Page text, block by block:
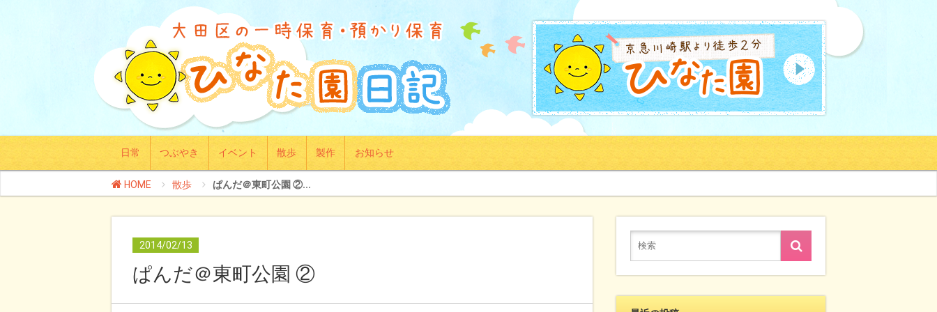
日常 つぶやき イベント 散歩 製作 お知らせ
HOME 散歩 ぱんだ＠東町公園 ②...
2014/02/13
ぱんだ＠東町公園 ②